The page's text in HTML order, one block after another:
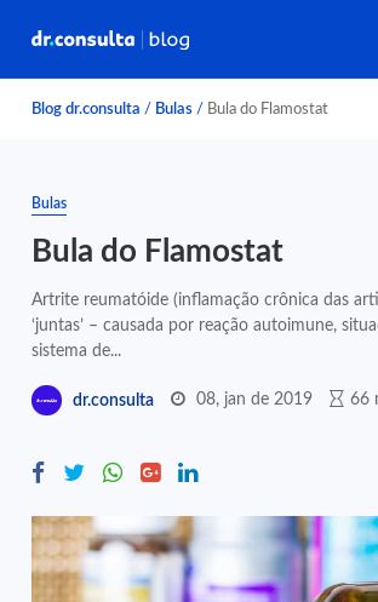
Blog dr.consulta / Bulas / Bula do Flamostat
Bulas
Bula do Flamostat
Artrite reumatóide (inflamação crônica das
‘juntas’ – causada por reação autoimune,
sistema de...
dr.consulta 08, jan de 2019 66